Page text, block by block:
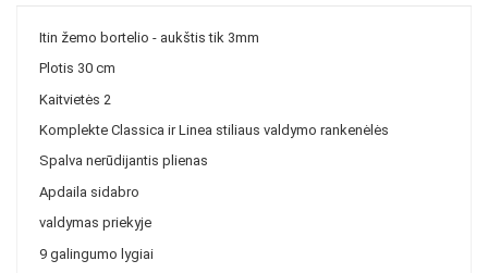
Itin žemo bortelio - aukštis tik 3mm
Plotis 30 cm
Kaitvietės 2
Komplekte Classica ir Linea stiliaus valdymo rankenėlės
Spalva nerūdijantis plienas
Apdaila sidabro
valdymas priekyje
9 galingumo lygiai